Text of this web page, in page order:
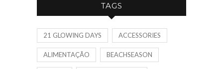
TAGS
21 GLOWING DAYS ACCESSORIES
ALIMENTAÇÃO BEACHSEASON